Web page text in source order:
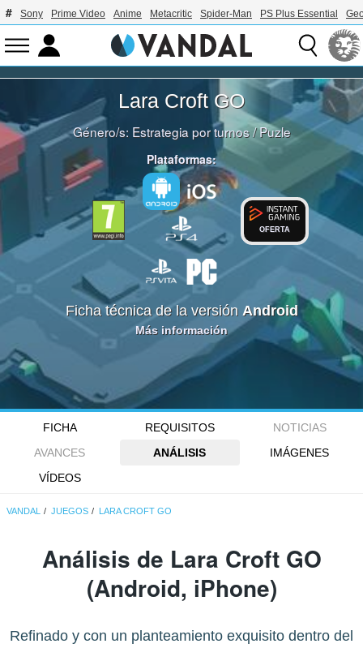
Sony Prime Video Anime Metacritic Spider-Man PS Plus Essential
Lara Croft GO
Género/s: Estrategia por turnos/Puzle
Plataformas:
OFERTA
Ficha técnica de la versión Android
Más información
FICHA REQUISITOS
NOTICIAS
AVANCES
ANÁLISIS
IMÁGENES
VÍDEOS
VANDAL JUEGOS LARA CROFT GO
Análisis de Lara Croft GO
(Android, iPhone)
Refinado y con un planteamiento exquisito dentro del